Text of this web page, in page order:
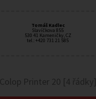
Tomáš Kadlec
Slavíčkova 855
530 41 Kameničky, CZ
tel.: +420 731 21 585
Colop Printer 20 [4 řádky]